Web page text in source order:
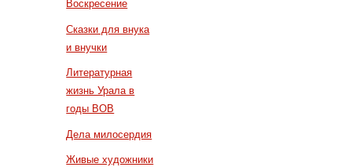
Воскресение
Сказки для внука
и внучки
Литературная
жизнь Урала в
годы ВОВ
Дела милосердия
Живые художники